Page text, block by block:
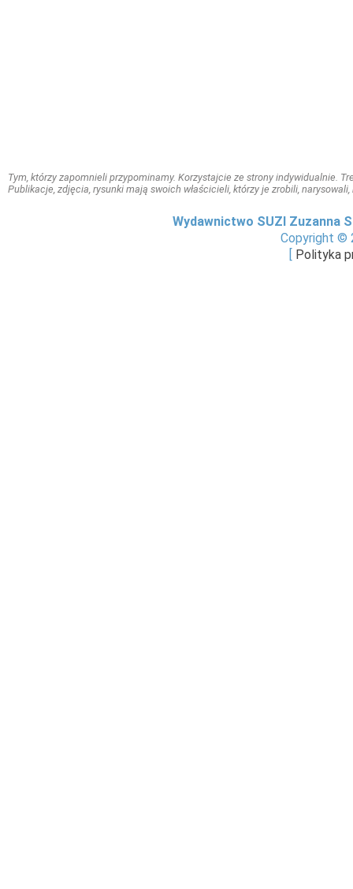
Tym, którzy zapomnieli przypominamy. Korzystajcie ze strony indywidualnie.
Publikacje, zdjęcia, rysunki mają swoich właścicieli, którzy je zrobili,
Wydawnictwo SUZI Zuzanna
Copyright ©
Polityka